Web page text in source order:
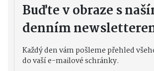
Buďte v obraze s
denním
Každý den vám pošleme přehled
do vaší e-mailové schránky.